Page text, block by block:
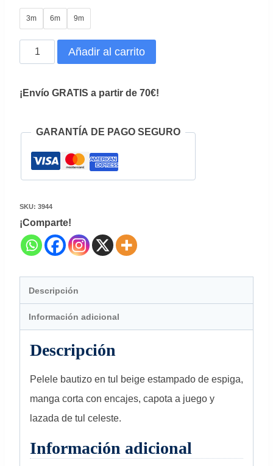
3m 6m 9m
Pelele
Espiga
Añadir al carrito
¡Envío GRATIS a partir de 70€!
GARANTÍA DE PAGO SEGURO
SKU: 3944
¡Comparte!
Descripción
Información adicional
Descripción
Pelele bautizo en tul beige estampado de espiga,
manga corta con encajes, capota a juego y
lazada de tul celeste.
Información adicional